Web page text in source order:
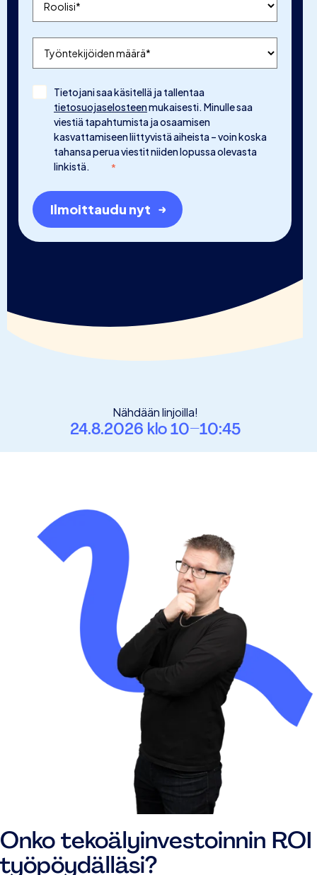
Tietojani saa käsitellä ja tallentaa
tietosuojaselosteenmukaisesti. Minulle saa
viestiä tapahtumista ja osaamisen
kasvattamiseen liittyvistä aiheista – voin koska
tahansa perua viestit niiden lopussa olevasta
linkistä.
*
Nähdään linjoilla!
24.8.2026 klo 10–10:45
Onko tekoälyinvestoinnin ROI
työpöydälläsi?